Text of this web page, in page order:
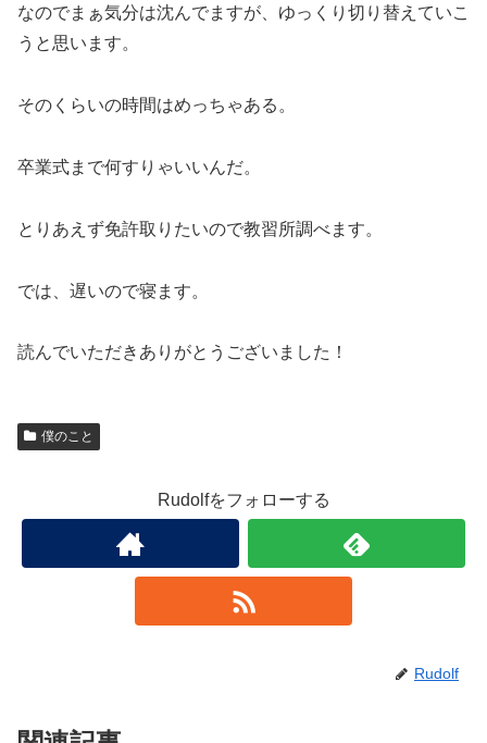
なのでまぁ気分は沈んでますが、ゆっくり切り替えていこ
うと思います。
そのくらいの時間はめっちゃある。
卒業式まで何すりゃいいんだ。
とりあえず免許取りたいので教習所調べます。
では、遅いので寝ます。
読んでいただきありがとうございました！
僕のこと
Rudolfをフォローする
Rudolf